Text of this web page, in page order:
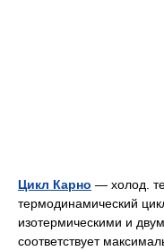
Цикл Карно — холод.
термодинамический
изотермическими и
соответствует